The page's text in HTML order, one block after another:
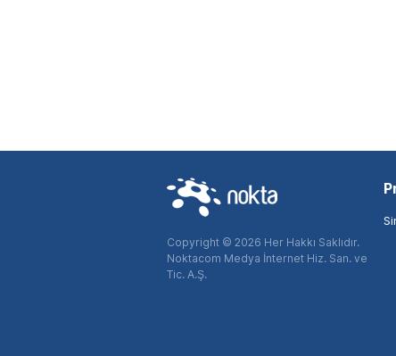
Copyright © 2026 Her Hakkı Saklıdır.
Noktacom Medya İnternet Hiz. San. ve
Tic. A.Ş.